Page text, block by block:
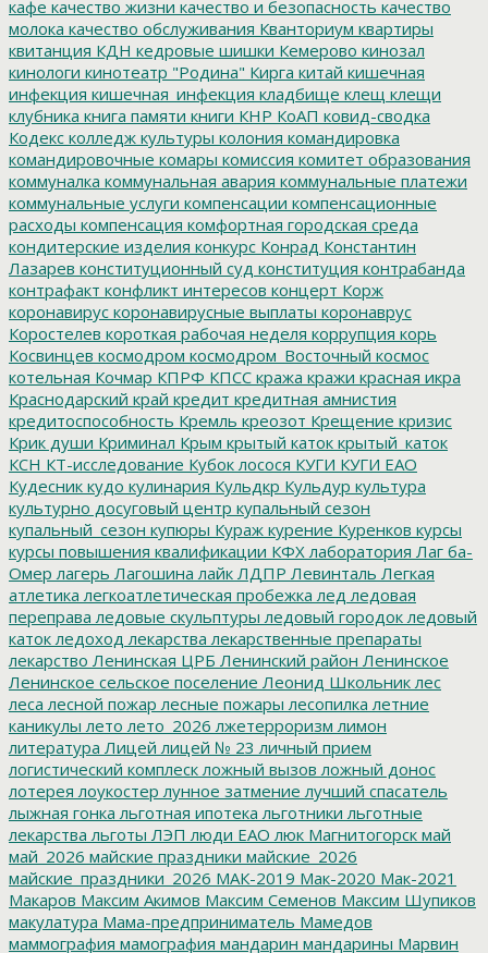
кафе качество жизни качество и безопасность качество
молока качество обслуживания Кванториум квартиры
квитанция КДН кедровые шишки Кемерово кинозал
кинологи кинотеатр "Родина" Кирга китай кишечная
инфекция кишечная_инфекция кладбище клещ клещи
клубника книга памяти книги КНР КоАП ковид-сводка
Кодекс колледж культуры колония командировка
командировочные комары комиссия комитет образования
коммуналка коммунальная авария коммунальные платежи
коммунальные услуги компенсации компенсационные
расходы компенсация комфортная городская среда
кондитерские изделия конкурс Конрад Константин
Лазарев конституционный суд конституция контрабанда
контрафакт конфликт интересов концерт Корж
коронавирус коронавирусные выплаты коронаврус
Коростелев короткая рабочая неделя коррупция корь
Косвинцев космодром космодром_Восточный космос
котельная Кочмар КПРФ КПСС кража кражи красная икра
Краснодарский край кредит кредитная амнистия
кредитоспособность Кремль креозот Крещение кризис
Крик души Криминал Крым крытый каток крытый_каток
КСН КТ-исследование Кубок лосося КУГИ КУГИ ЕАО
Кудесник кудо кулинария Кульдкр Кульдур культура
культурно досуговый центр купальный сезон
купальный_сезон купюры Кураж курение Куренков курсы
курсы повышения квалификации КФХ лаборатория Лаг ба-
Омер лагерь Лагошина лайк ЛДПР Левинталь Легкая
атлетика легкоатлетическая пробежка лед ледовая
переправа ледовые скульптуры ледовый городок ледовый
каток ледоход лекарства лекарственные препараты
лекарство Ленинская ЦРБ Ленинский район Ленинское
Ленинское сельское поселение Леонид Школьник лес
леса лесной пожар лесные пожары лесопилка летние
каникулы лето лето_2026 лжетерроризм лимон
литература Лицей лицей № 23 личный прием
логистический комплеск ложный вызов ложный донос
лотерея лоукостер лунное затмение лучший спасатель
лыжная гонка льготная ипотека льготники льготные
лекарства льготы ЛЭП люди ЕАО люк Магнитогорск май
май_2026 майские праздники майские_2026
майские_праздники_2026 МАК-2019 Мак-2020 Мак-2021
Макаров Максим Акимов Максим Семенов Максим Шупиков
макулатура Мама-предприниматель Мамедов
маммография мамография мандарин мандарины Марвин